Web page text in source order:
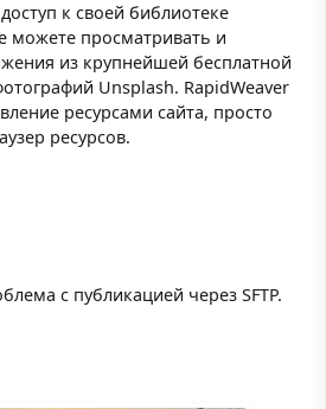
к своей библиотеке
можете просматривать и
из крупнейшей бесплатной
Unsplash. RapidWeaver
ресурсами сайта, просто
ресурсов.
с публикацией через SFTP.